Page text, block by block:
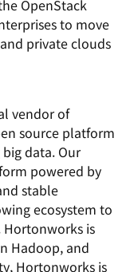
OpenStack
to move
private clouds
vendor of
source platform
data. Our
powered by
stable
ecosystem to
is
Hadoop, and
Hortonworks is